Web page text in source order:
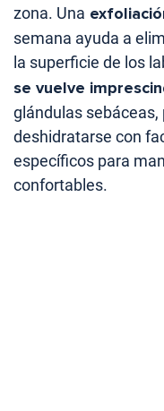
zona. Una
semana ayuda a
la superficie de los
se vuelve
glándulas sebáceas,
deshidratarse con
específicos para
confortables.